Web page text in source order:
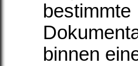
binnen